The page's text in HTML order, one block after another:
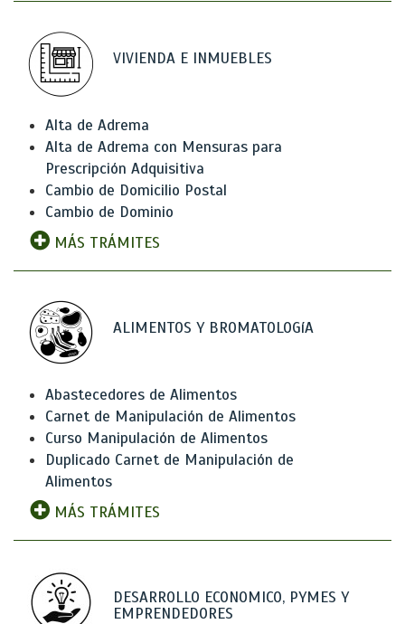
VIVIENDA E INMUEBLES
Alta de Adrema
Alta de Adrema con Mensuras para
Prescripción Adquisitiva
Cambio de Domicilio Postal
Cambio de Dominio
MÁS TRÁMITES
ALIMENTOS Y BROMATOLOGíA
Abastecedores de Alimentos
Carnet de Manipulación de Alimentos
Curso Manipulación de Alimentos
Duplicado Carnet de Manipulación de
Alimentos
MÁS TRÁMITES
DESARROLLO ECONOMICO, PYMES Y
EMPRENDEDORES